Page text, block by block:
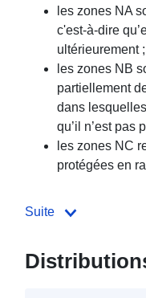
les zones NA
c'est-à-dire
ultérieurement ;
les zones NB
partiellement
dans
qu’il n’est pas
les zones NC
protégées en
Suite